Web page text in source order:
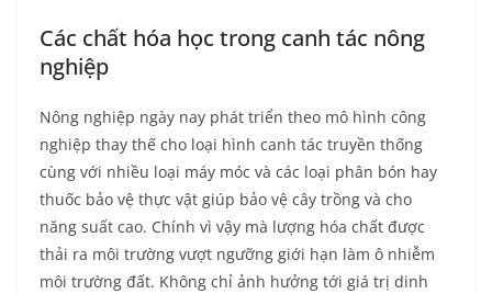
Các chất hóa học trong canh tác nông
nghiệp
Nông nghiệp ngày nay phát triển theo mô hình công
nghiệp thay thế cho loại hình canh tác truyền thống
cùng với nhiều loại máy móc và các loại phân bón hay
thuốc bảo vệ thực vật giúp bảo vệ cây trồng và cho
năng suất cao. Chính vì vậy mà lượng hóa chất được
thải ra môi trường vượt ngưỡng giới hạn làm ô nhiễm
môi trường đất. Không chỉ ảnh hưởng tới giá trị dinh